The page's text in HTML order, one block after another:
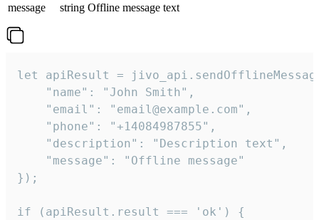
message
string Offline message text
let apiResult =
    "name": "John Smith",
    "email": "email@example.com",
    "phone": "+14084987855",
    "description": "Description text",
    "message": "Offline message"
});
if (apiResult.result === 'ok') {